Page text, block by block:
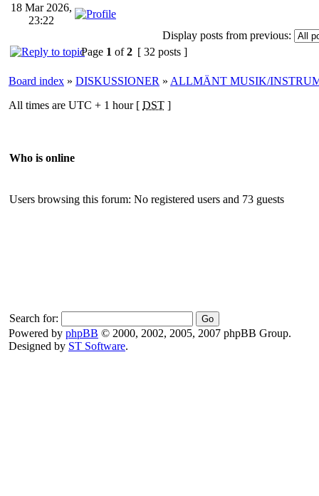
18 Mar 2026,
23:22
Display posts from previous:
Page 1 of2 [ 32 posts ]
Board index » DISKUSSIONER » ALLMÄNT MUSIK/
All times are UTC + 1 hour [ DST ]
Who is online
Users browsing this forum: No registered users and 73 guests
Search for:
Powered by phpBB © 2000, 2002, 2005, 2007 phpBB Group.
Designed by ST Software.